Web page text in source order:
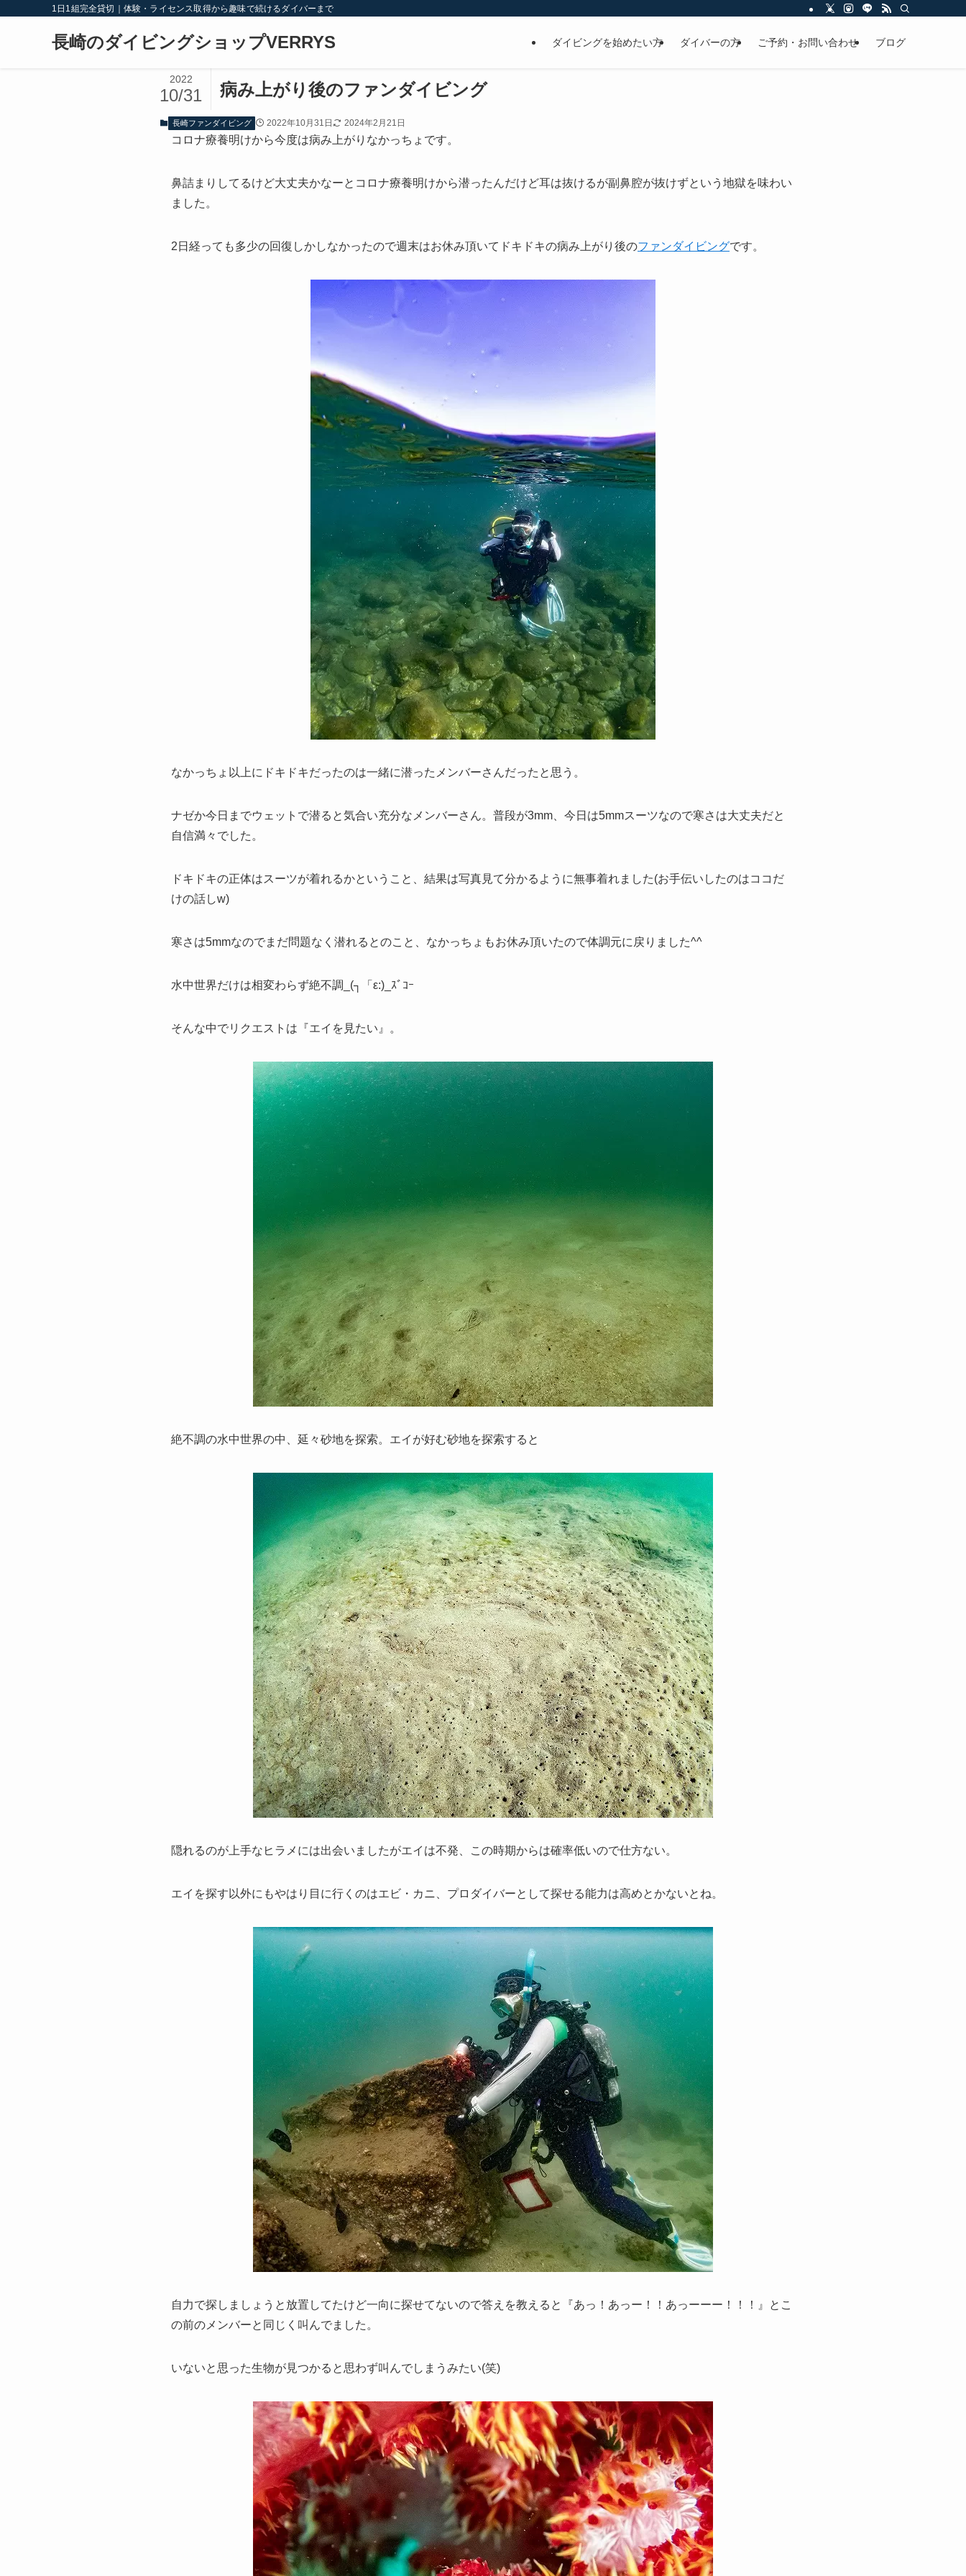
1日1組完全貸切｜体験・ライセンス取得から趣味で続けるダイバーまで
長崎のダイビングショップVERRYS ダイビングを始めたい方 ダイバーの方 ご予約・お問い合わせ ブログ
病み上がり後のファンダイビング
2022
10/31
長崎ファンダイビング 2022年10月31日 2024年2月21日
コロナ療養明けから今度は病み上がりなかっちょです。
鼻詰まりしてるけど大丈夫かなーとコロナ療養明けから潜ったんだけど耳は抜けるが副鼻腔が抜けずという地獄を味わい
ました。
2日経っても多少の回復しかしなかったので週末はお休み頂いてドキドキの病み上がり後のファンダイビングです。
なかっちょ以上にドキドキだったのは一緒に潜ったメンバーさんだったと思う。
ナゼか今日までウェットで潜ると気合い充分なメンバーさん。普段が3mm、今日は5mmスーツなので寒さは大丈夫だと
自信満々でした。
ドキドキの正体はスーツが着れるかということ、結果は写真見て分かるように無事着れました(お手伝いしたのはココだ
けの話しw)
寒さは5mmなのでまだ問題なく潜れるとのこと、なかっちょもお休み頂いたので体調元に戻りました^^
水中世界だけは相変わらず絶不調_(┐「ε:)_ｽﾞｺｰ
そんな中でリクエストは『エイを見たい』。
絶不調の水中世界の中、延々砂地を探索。エイが好む砂地を探索すると
隠れるのが上手なヒラメには出会いましたがエイは不発、この時期からは確率低いので仕方ない。
エイを探す以外にもやはり目に行くのはエビ・カニ、プロダイバーとして探せる能力は高めとかないとね。
自力で探しましょうと放置してたけど一向に探せてないので答えを教えると『あっ！あっー！！あっーーー！！！』とこ
の前のメンバーと同じく叫んでました。
いないと思った生物が見つかると思わず叫んでしまうみたい(笑)